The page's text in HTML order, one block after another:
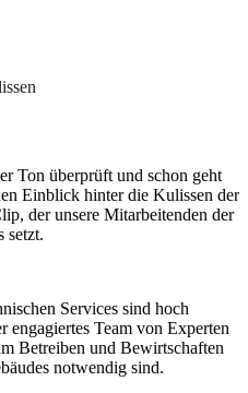
Ton überprüft und schon geht
Einblick hinter die Kulissen der
der unsere Mitarbeitenden der
setzt.
Services sind hoch
Team von Experten
Betreiben und Bewirtschaften
notwendig sind.